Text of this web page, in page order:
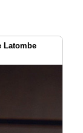
Latombe